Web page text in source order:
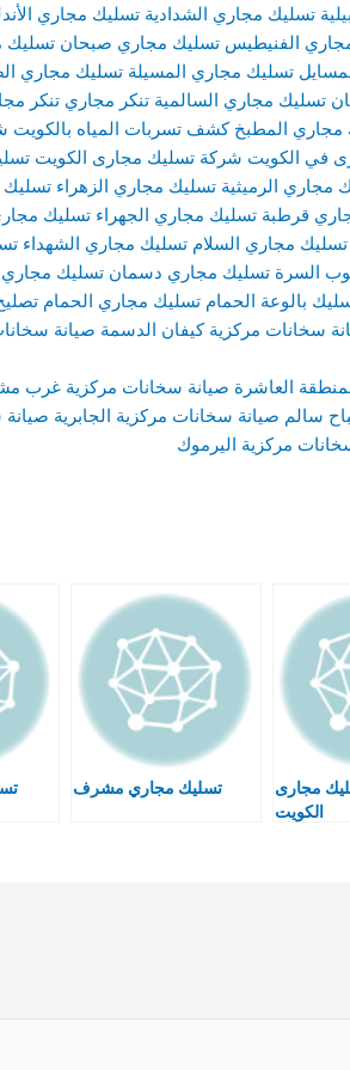
تسليك مجاري الشدادية تسليك مجاري
الفنيطيس تسليك مجاري صبحان تسليك
تسليك مجاري المسيلة تسليك مجاري
تسليك مجاري السالمية تنكر مجاري تنكر
مجاري المطبخ كشف تسربات المياه بالكويت
في الكويت شركة تسليك مجارى الكويت تسليك
مجاري الرميثية تسليك مجاري الزهراء
قرطبة تسليك مجاري الجهراء تسليك
تسليك مجاري السلام تسليك مجاري الشهداء
السرة تسليك مجاري دسمان تسليك مجاري
بالوعة الحمام تسليك مجاري الحمام
سخانات مركزية كيفان الدسمة صيانة
العاشرة صيانة سخانات مركزية غرب
سالم صيانة سخانات مركزية الجابرية
مركزية اليرموك
مجارى
الكويت
تسليك مجاري مشرف